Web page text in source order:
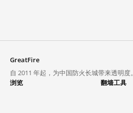
GreatFire
自 2011 年起，为中国防火长城带来透明度。
浏览
翻墙工具